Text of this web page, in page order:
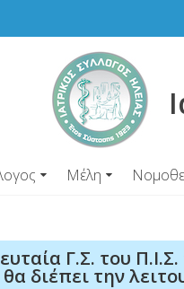
Μέλη
Γ.Σ. του
διέπει την